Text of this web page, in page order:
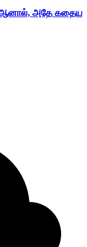
- ஆனால், அதே கதைய